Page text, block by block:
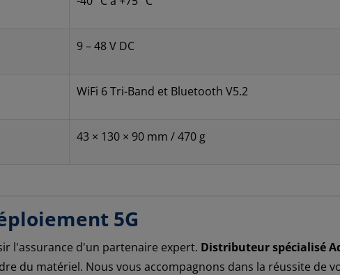
9 – 48 V DC
WiFi 6 Tri-Band et Bluetooth V5.2
43 × 130 × 90 mm / 470 g
5G
l'assurance d'un partenaire expert. Distributeur spécialisé
du matériel. Nous vous accompagnons dans la réussite de